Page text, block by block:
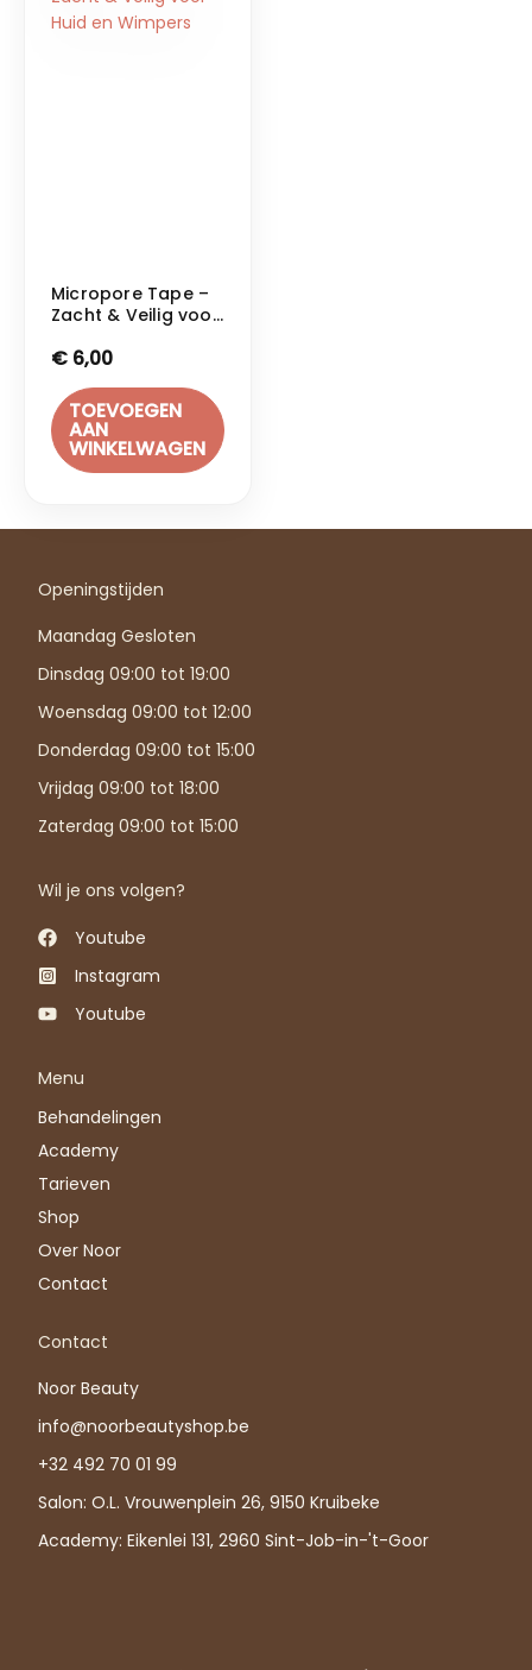
Micropore Tape –
Zacht & Veilig voor
€ 6,00
TOEVOEGEN
AAN
WINKELWAGEN
Openingstijden
Maandag Gesloten
Dinsdag 09:00 tot 19:00
Woensdag 09:00 tot 12:00
Donderdag 09:00 tot 15:00
Vrijdag 09:00 tot 18:00
Zaterdag 09:00 tot 15:00
Wil je ons volgen?
Youtube
Instagram
Youtube
Menu
Behandelingen
Academy
Tarieven
Shop
Over Noor
Contact
Contact
Noor Beauty
info@noorbeautyshop.be
+32 492 70 01 99
Salon: O.L. Vrouwenplein 26, 9150 Kruibeke
Academy: Eikenlei 131, 2960 Sint-Job-in-'t-Goor